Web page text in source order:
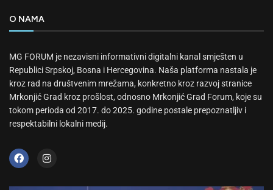
O NAMA
MG FORUM je nezavisni informativni digitalni kanal smješten u
Republici Srpskoj, Bosna i Hercegovina. Naša platforma nastala je
kroz rad na društvenim mrežama, konkretno kroz razvoj stranice
Mrkonjić Grad kroz prošlost, odnosno Mrkonjić Grad Forum, koje su
tokom perioda od 2017. do 2025. godine postale prepoznatljiv i
respektabilni lokalni medij.